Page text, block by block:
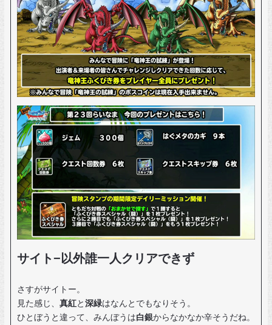
サイト−以外誰一人クリアできず
さすがサイトー。
見た感じ、 真紅と 深緑はなんとでもなりそう。
ひとぼうと違って、みんぼうは白銀からなかなか辛そうだね。